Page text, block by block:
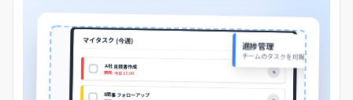
マイタスク (今週) リスト カンバン
A社 見積書作成
期限: 今日 17:00 私
B商事 フォローアップ
進捗管理
チームのタスクを可視化